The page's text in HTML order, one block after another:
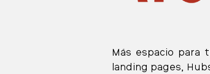
Más espacio para
landing pages,